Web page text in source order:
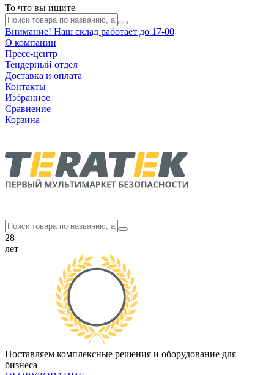
То что вы ищите
Внимание! Наш склад работает до 17-00
О компании
Пресс-центр
Тендерный отдел
Доставка и оплата
Контакты
Избранное
Сравнение
Корзина
28
лет
Поставляем комплексные решения и оборудование для
бизнеса